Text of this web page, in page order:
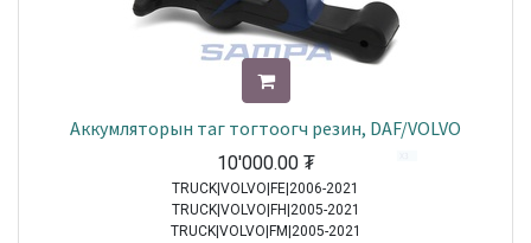
Аккумляторын таг тогтоогч резин, DAF/VOLVO
10'000.00₮
TRUCK|VOLVO|FE|2006-2021
TRUCK|VOLVO|FH|2005-2021
TRUCK|VOLVO|FM|2005-2021